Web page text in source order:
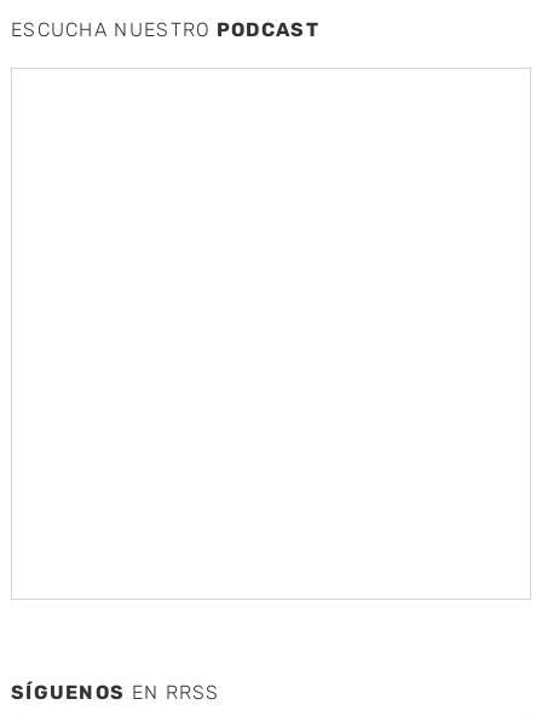
ESCUCHA NUESTRO PODCAST
SÍGUENOS EN RRSS